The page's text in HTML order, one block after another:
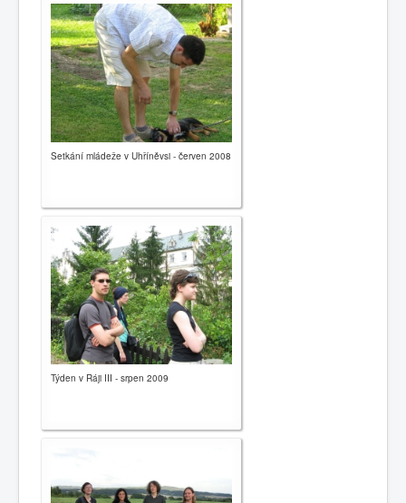
Publikace
Setkání mládeže v Uhříněvsi - červen 2008
Týden v Ráji III - srpen 2009